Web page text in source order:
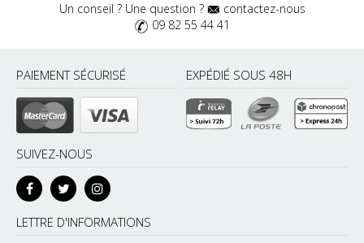
Un conseil ? Une question ?
contactez-nous
09 82 55 44 41
PAIEMENT SÉCURISÉ EXPÉDIÉ SOUS 48H
SUIVEZ-NOUS
LETTRE D'INFORMATIONS